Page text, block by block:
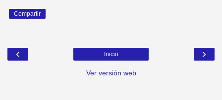
Compartir
‹ ›
Inicio
Ver versión web